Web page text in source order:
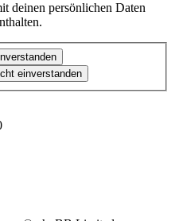
deinen persönlichen Daten